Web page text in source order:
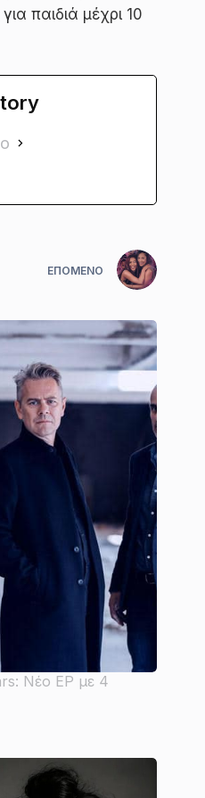
παιδιά μέχρι 10
ΕΠΌΜΕΝΟ
Νέο EP με 4